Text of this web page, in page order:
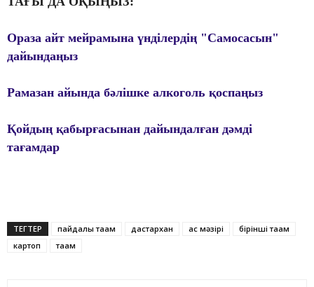
Ораза айт мейрамына үнділердің "Самосасын"
дайындаңыз
Рамазан айында бәлішке алкоголь қоспаңыз
Қойдың қабырғасынан дайындалған дәмді
тағамдар
ТЕГТЕР пайдалы тағам дастархан ас мәзірі
бірінші тағам
картоп
тағам